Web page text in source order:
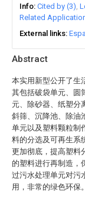
Abstract
本实用新型公开了生
其包括破袋单元、圆
元、除砂器、纸塑分
斜筛、沉降池、除油
单元以及塑料颗粒制
料的分选及可再生系
更加彻底，提高塑料
的塑料进行再制造，
过污水处理单元对污
用，非常的绿色环保。
Info Cited by (3)
Related
External links